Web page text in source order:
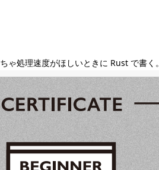
ゃ処理速度がほしいときに Rust で書く